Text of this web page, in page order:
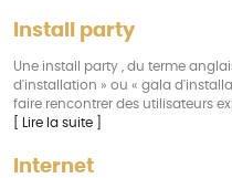
Install party
Une install party , du terme
d'installation » ou « gala
faire rencontrer des utilisateurs
[ Lire la suite ]
Internet